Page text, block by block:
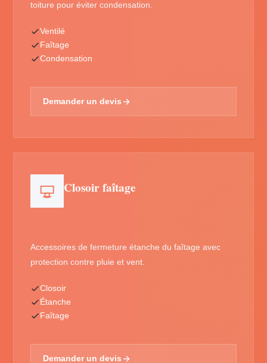
toiture pour éviter condensation.
Ventilé
Faîtage
Condensation
Demander un devis
Closoir faîtage
Accessoires de fermeture étanche du faîtage avec
protection contre pluie et vent.
Closoir
Étanche
Faîtage
Demander un devis